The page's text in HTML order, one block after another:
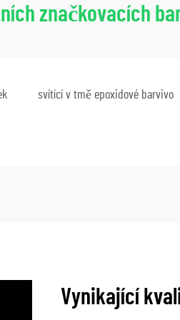
značkovacích
svítící v tmě epoxidové barvivo
Vynikající